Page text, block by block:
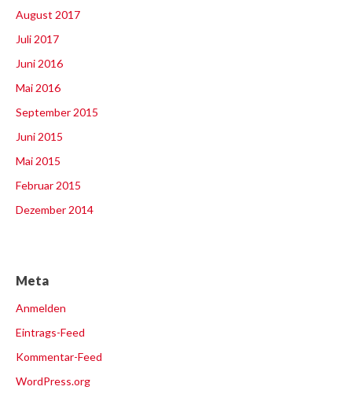
August 2017
Juli 2017
Juni 2016
Mai 2016
September 2015
Juni 2015
Mai 2015
Februar 2015
Dezember 2014
Meta
Anmelden
Eintrags-Feed
Kommentar-Feed
WordPress.org